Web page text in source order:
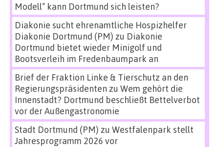
Modell“ kann Dortmund sich leisten?
Diakonie sucht ehrenamtliche Hospizhelfer
Diakonie Dortmund (PM) zu Diakonie
Dortmund bietet wieder Minigolf und
Bootsverleih im Fredenbaumpark an
Brief der Fraktion Linke & Tierschutz an den
Regierungspräsidenten zu Wem gehört die
Innenstadt? Dortmund beschließt Bettelverbot
vor der Außengastronomie
Stadt Dortmund (PM) zu Westfalenpark stellt
Jahresprogramm 2026 vor